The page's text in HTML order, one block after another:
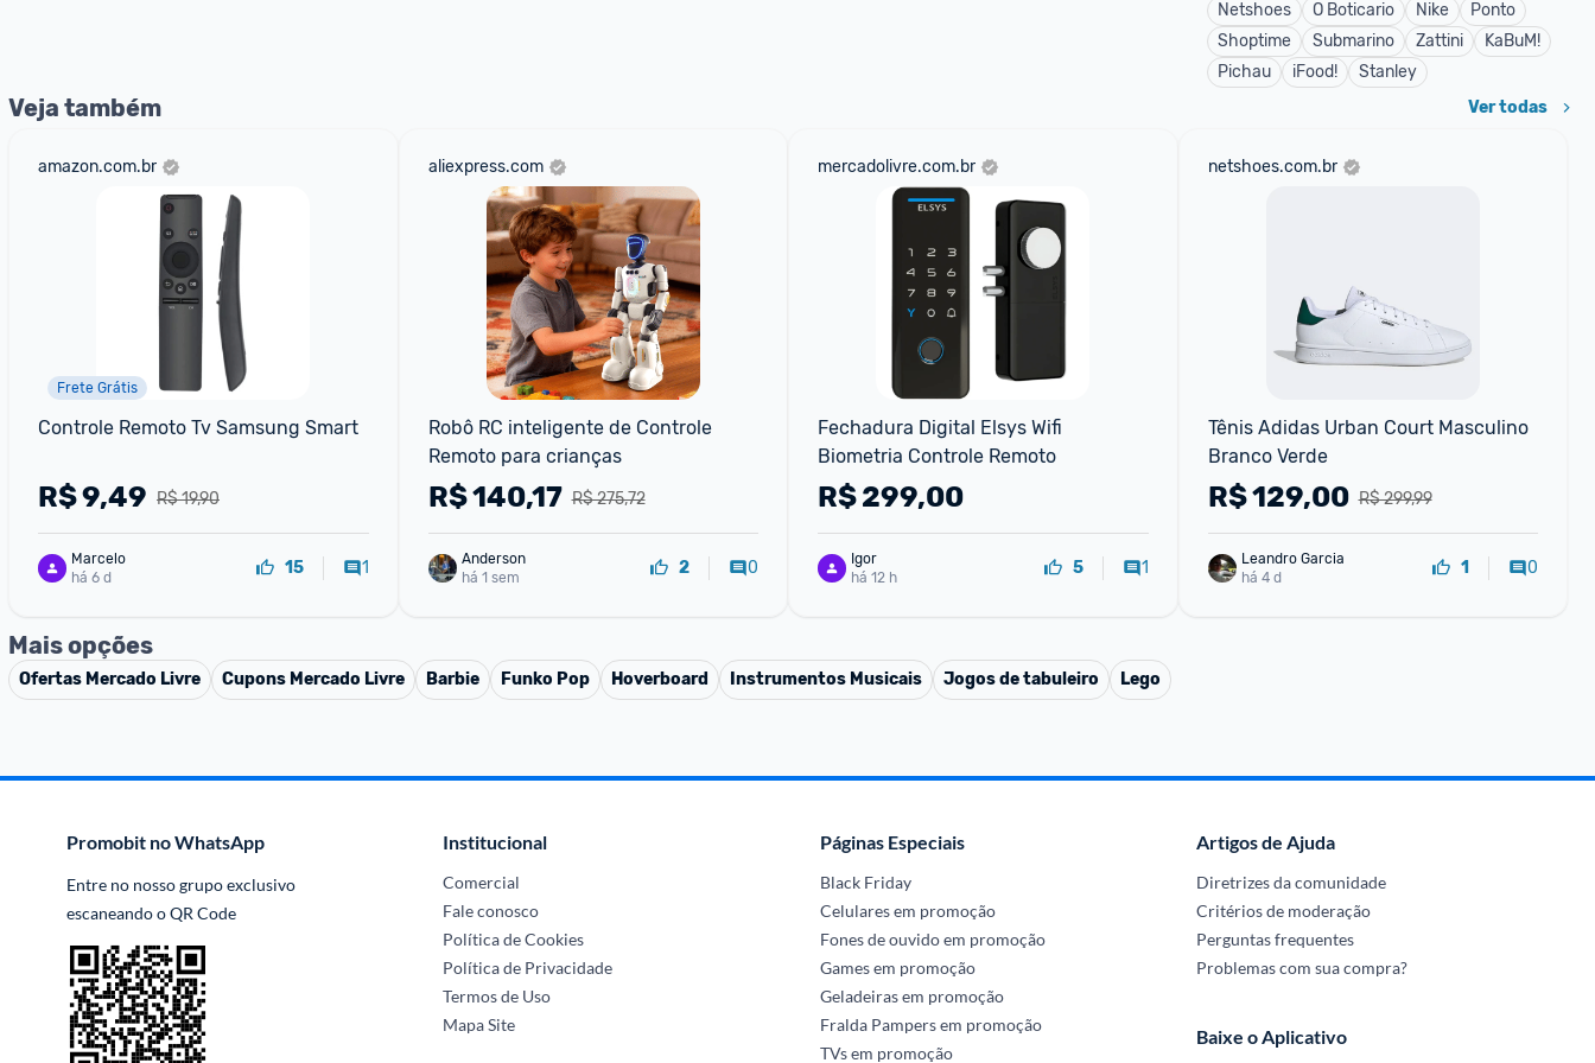
Netshoes
O Boticario Nike
Ponto
Shoptime
Submarino Zattini
KaBuM!
Pichau
iFood! Stanley
Veja também Ver todas
amazon.com.br
Frete Grátis
Controle Remoto Tv Samsung Smart
R$ 19,90
R$9,49
Marcelo
há 6 d
15 1
aliexpress.com
Robô RC inteligente de Controle
Remoto para crianças
R$ 275,72
R$140,17
Anderson
há 1 sem
2 0
mercadolivre.com.br
Fechadura Digital Elsys Wifi
Biometria Controle Remoto
R$299,00
Igor
há 12 h
5 1
netshoes.com.br
Tênis Adidas Urban Court Masculino
Branco Verde
R$ 299,99
R$129,00
Leandro Garcia
há 4 d
1 0
Mais opções
Ofertas Mercado Livre Cupons Mercado Livre Barbie Funko Pop Hoverboard Instrumentos Musicais Jogos de tabuleiro Lego
Promobit no WhatsApp
Entre no nosso grupo exclusivo
escaneando o QR Code
Institucional
Comercial
Fale conosco
Política de Cookies
Política de Privacidade
Termos de Uso
Mapa Site
Páginas Especiais
Black Friday
Celulares em promoção
Fones de ouvido em promoção
Games em promoção
Geladeiras em promoção
Fralda Pampers em promoção
TVs em promoção
Artigos de Ajuda
Diretrizes da comunidade
Critérios de moderação
Perguntas frequentes
Problemas com sua compra?
Baixe o Aplicativo